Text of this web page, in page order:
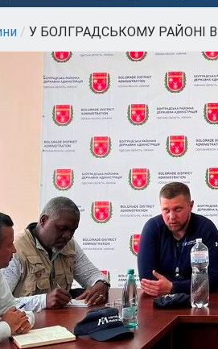
/ У БОЛГРАДСЬКОМУ РАЙОНІ